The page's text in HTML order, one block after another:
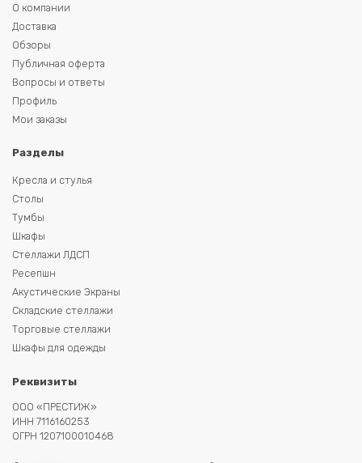
О компании
Доставка
Обзоры
Публичная оферта
Вопросы и ответы
Профиль
Мои заказы
Разделы
Кресла и стулья
Столы
Тумбы
Шкафы
Стеллажи ЛДСП
Ресепшн
Акустические Экраны
Складские стеллажи
Торговые стеллажи
Шкафы для одежды
Реквизиты
ООО «ПРЕСТИЖ»
ИНН 7116160253
ОГРН 1207100010468